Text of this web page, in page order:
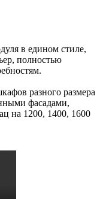
в едином стиле,
полностью
разного размера
фасадами,
на 1200, 1400, 1600